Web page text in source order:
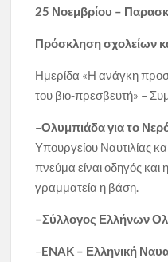
25 Νοεμβρίου –
Πρόσκληση σχολείων
Ημερίδα «Η ανάγκη
του βιο-πρεσβευτή» –
–Ολυμπιάδα για το
Υπουργείου Ναυτιλίας
πνεύμα είναι οδηγός και
γραμματεία η βάση.
–Σύλλογος Ελλήνων
–ENAK – Ελληνική